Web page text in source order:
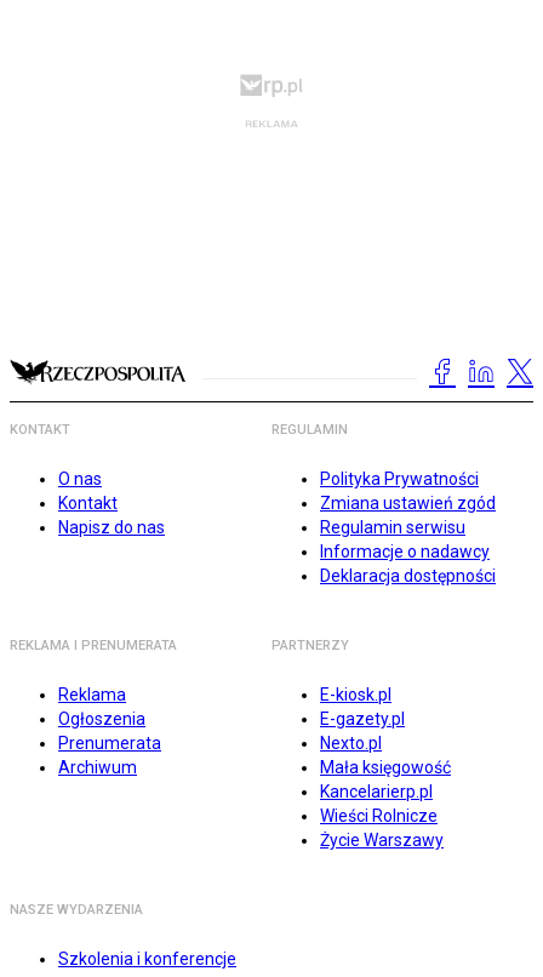
KONTAKT
O nas
Kontakt
Napisz do nas
REGULAMIN
Polityka Prywatności
Zmiana ustawień zgód
Regulamin serwisu
Informacje o nadawcy
Deklaracja dostępności
REKLAMA I PRENUMERATA
Reklama
Ogłoszenia
Prenumerata
Archiwum
PARTNERZY
E-kiosk.pl
E-gazety.pl
Nexto.pl
Mała księgowość
Kancelarierp.pl
Wieści Rolnicze
Życie Warszawy
NASZE WYDARZENIA
Szkolenia i konferencje